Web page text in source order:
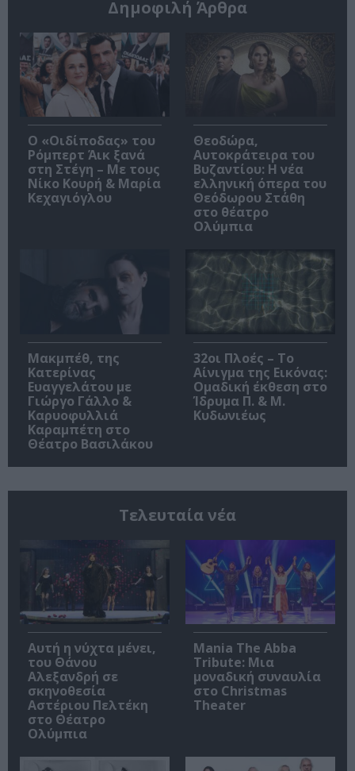
Δημοφιλή Άρθρα
O «Οιδίποδας» του
Ρόμπερτ Άικ ξανά
στη Στέγη – Με τους
Νίκο Κουρή & Μαρία
Κεχαγιόγλου
Θεοδώρα,
Αυτοκράτειρα του
Βυζαντίου: Η νέα
ελληνική όπερα του
Θεόδωρου Στάθη
στο θέατρο
Ολύμπια
Μακμπέθ, της
Κατερίνας
Ευαγγελάτου με
Γιώργο Γάλλο &
Καρυοφυλλιά
Καραμπέτη στο
Θέατρο Βασιλάκου
32οι Πλοές – Το
Αίνιγμα της Εικόνας:
Ομαδική έκθεση στο
Ίδρυμα Π. & Μ.
Κυδωνιέως
Τελευταία νέα
Αυτή η νύχτα μένει,
του Θάνου
Αλεξανδρή σε
σκηνοθεσία
Αστέριου Πελτέκη
στο Θέατρο
Ολύμπια
Mania The Abba
Tribute: Μια
μοναδική συναυλία
στο Christmas
Theater